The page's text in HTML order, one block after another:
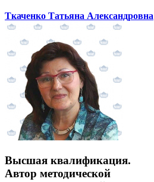
Ткаченко Татьяна Александровна
Высшая квалификация.
Автор методической